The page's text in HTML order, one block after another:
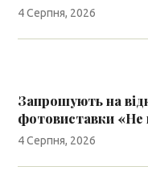
4 Серпня, 2026
Запрошують на
фотовиставки «Не
4 Серпня, 2026